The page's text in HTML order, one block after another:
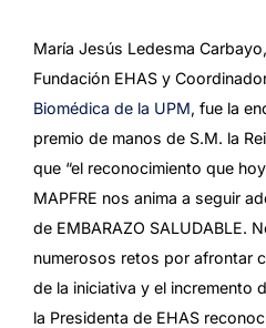
María Jesús Ledesma
Fundación EHAS y
Biomédica de la UPM, fue la
premio de manos de S.M. la
que “el reconocimiento que
MAPFRE nos anima a seguir
de EMBARAZO SALUDABLE.
numerosos retos por afrontar
de la iniciativa y el incremento
la Presidenta de EHAS